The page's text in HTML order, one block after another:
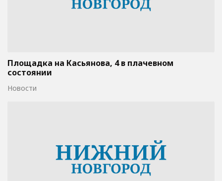
Площадка на Касьянова, 4 в плачевном
состоянии
Новости